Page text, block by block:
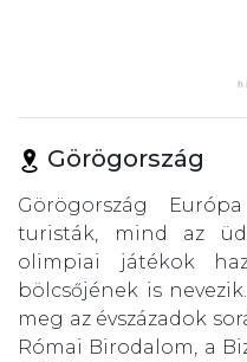
Görögország
Görögország
turisták, mind az
olimpiai játékok
bölcsőjének is
meg az évszázadok
Római Birodalom, a